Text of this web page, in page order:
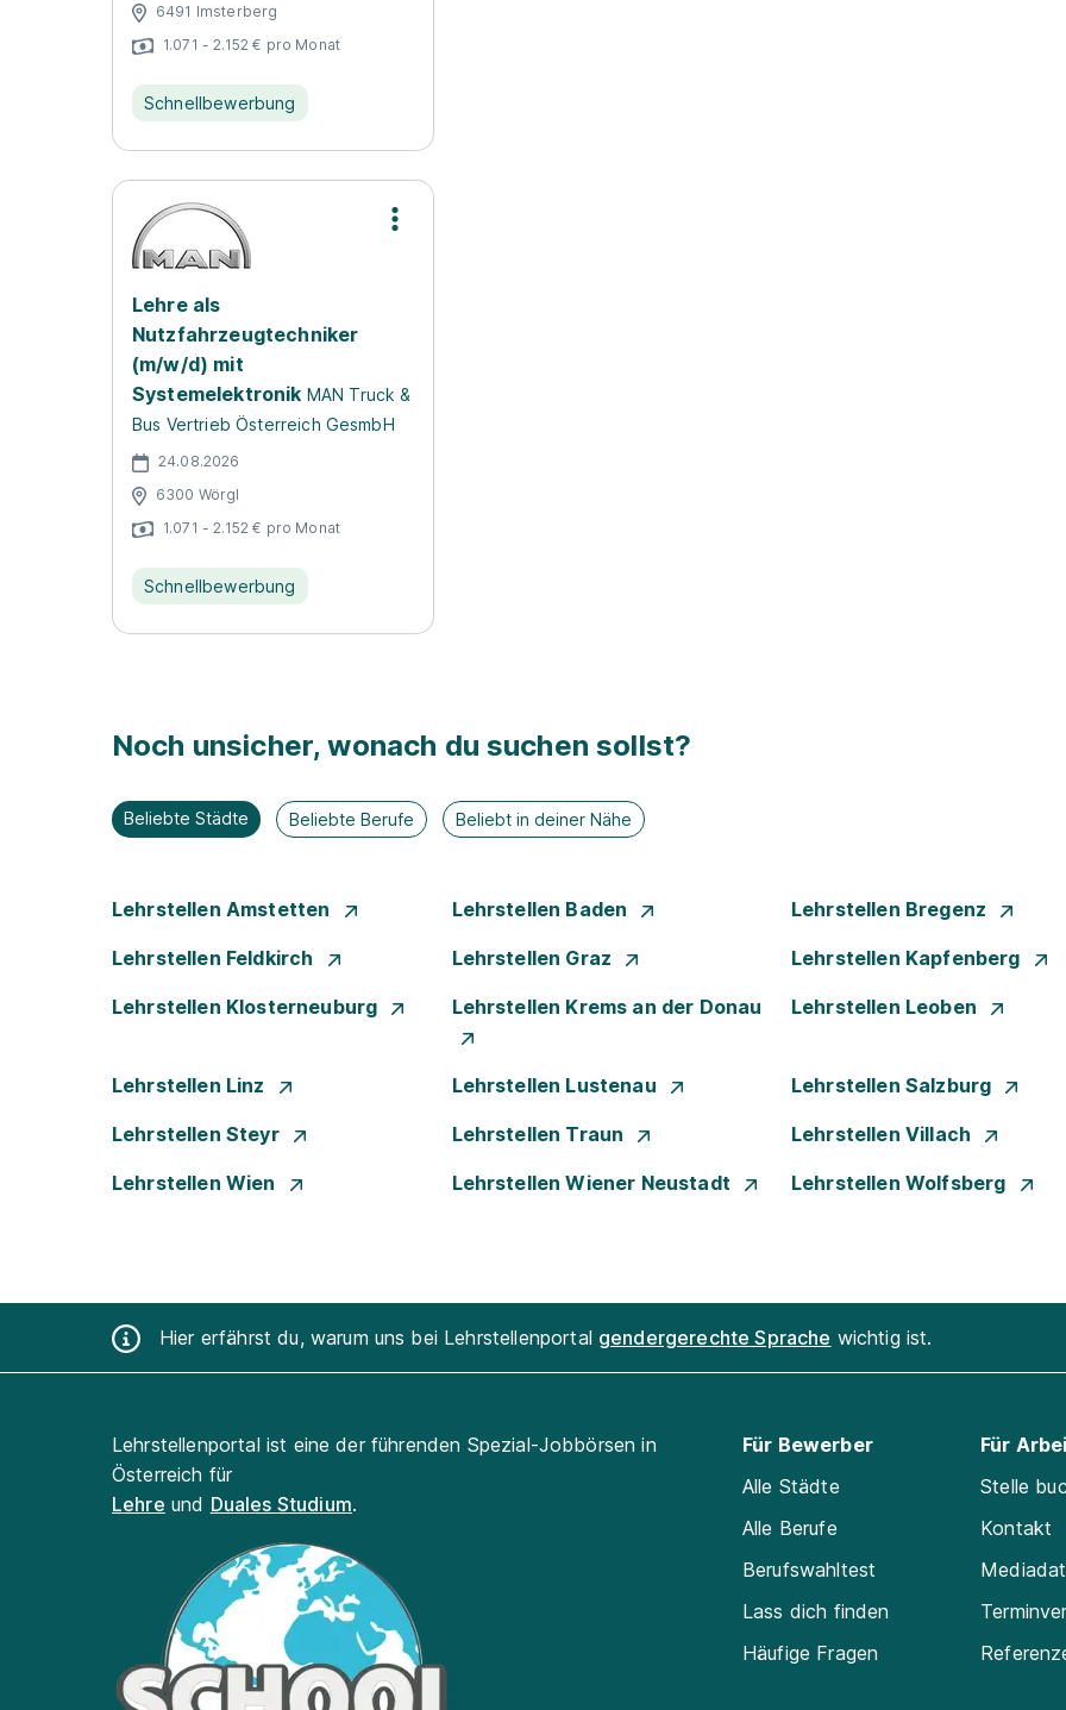
6491 Imsterberg
1.071 - 2.152 € pro Monat
Schnellbewerbung
Lehre als
Nutzfahrzeugtechniker
(m/w/d) mit
Systemelektronik MAN Truck &
Bus Vertrieb Österreich GesmbH
24.08.2026
6300 Wörgl
1.071 - 2.152 € pro Monat
Schnellbewerbung
Noch unsicher, wonach du suchen sollst?
Beliebte Städte Beliebte Berufe Beliebt in deiner Nähe
Lehrstellen Amstetten Lehrstellen Baden Lehrstellen Bregenz
Lehrstellen Feldkirch Lehrstellen Graz Lehrstellen Kapfenberg
Lehrstellen Klosterneuburg Lehrstellen Krems an der Donau Lehrstellen Leoben
Lehrstellen Linz Lehrstellen Lustenau Lehrstellen Salzburg
Lehrstellen Steyr Lehrstellen Traun Lehrstellen Villach
Lehrstellen Wien Lehrstellen Wiener Neustadt Lehrstellen Wolfsberg
Hier erfährst du, warum uns bei Lehrstellenportal gendergerechte Sprache wichtig ist.
Lehrstellenportal ist eine der führenden Spezial-Jobbörsen in
Österreich für
Lehre und Duales Studium.
Für Bewerber
Alle Städte
Alle Berufe
Berufswahltest
Lass dich finden
Häufige Fragen
Für
Stelle
Kontakt